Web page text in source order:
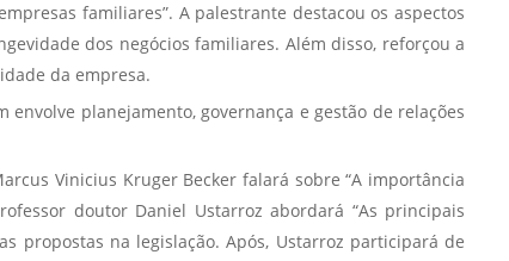
Regimento
Institucional URCAMP
familiares”. A palestrante destacou os aspectos
dos negócios familiares. Além disso, reforçou a
da empresa.
planejamento, governança e gestão de relações
Vinicius Kruger Becker falará sobre “A importância
doutor Daniel Ustarroz abordará “As principais
propostas na legislação. Após, Ustarroz participará de